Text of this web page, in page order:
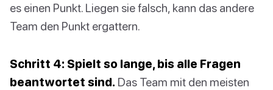
es einen Punkt. Liegen sie falsch, kann das andere
Team den Punkt ergattern.
Schritt 4: Spielt so lange, bis alle Fragen
beantwortet sind. Das Team mit den meisten